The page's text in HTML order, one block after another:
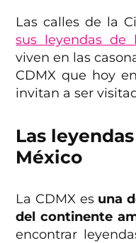
Las calles de la
sus leyendas de
viven en las
CDMX que hoy
invitan a ser
Las
México
La CDMX es una
del continente
encontrar